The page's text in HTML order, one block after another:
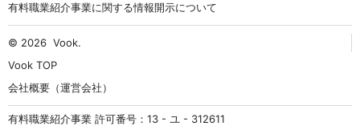
有料職業紹介事業に関する情報開示について
© 2026 Vook.
Vook TOP
会社概要（運営会社）
有料職業紹介事業 許可番号：13 - ユ - 312611